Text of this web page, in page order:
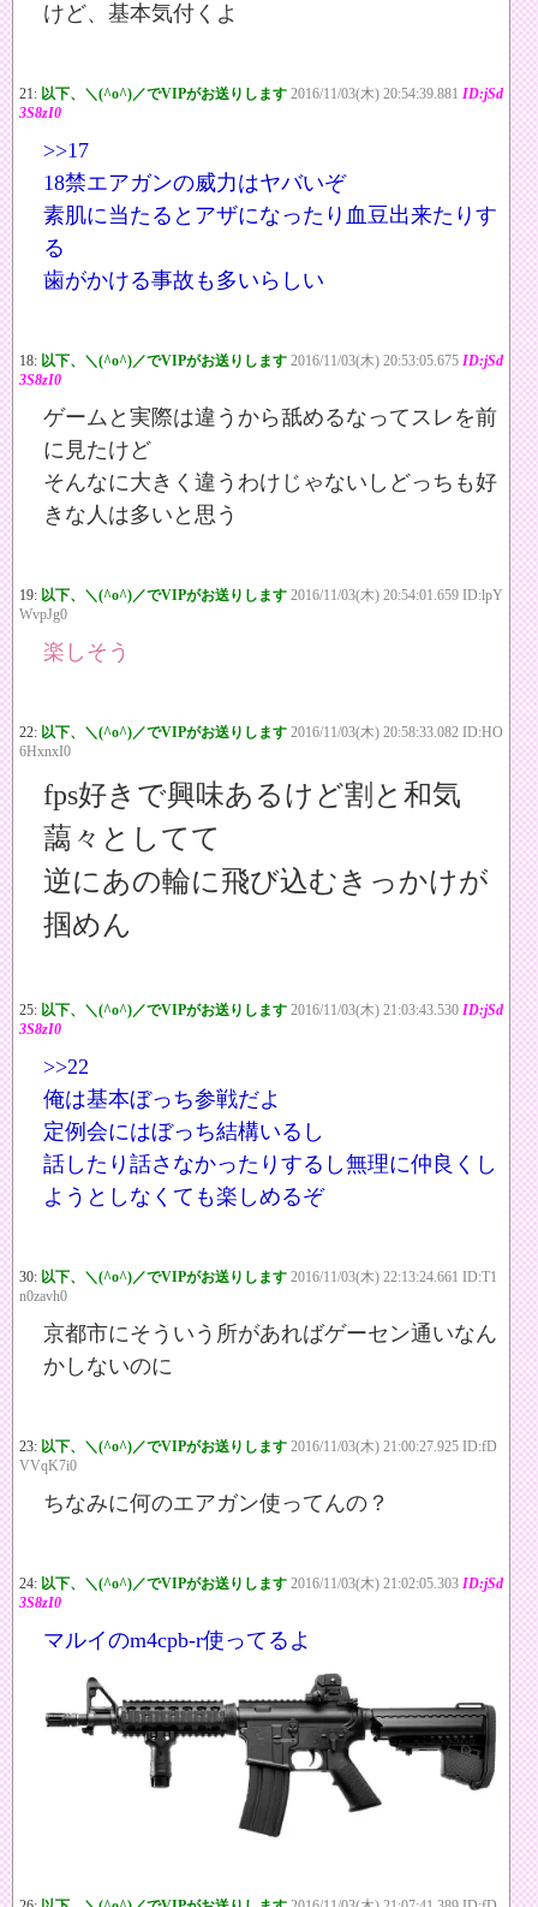
けど、基本気付くよ
21: 以下、＼(^o^)／でVIPがお送りします 2016/11/03(木) 20:54:39.881 ID:jSd
3S8zI0
>>17
18禁エアガンの威力はヤバいぞ
素肌に当たるとアザになったり血豆出来たりす
る
歯がかける事故も多いらしい
18: 以下、＼(^o^)／でVIPがお送りします 2016/11/03(木) 20:53:05.675 ID:jSd
3S8zI0
ゲームと実際は違うから舐めるなってスレを前
に見たけど
そんなに大きく違うわけじゃないしどっちも好
きな人は多いと思う
19: 以下、＼(^o^)／でVIPがお送りします 2016/11/03(木) 20:54:01.659 ID:lpY
WvpJg0
楽しそう
22: 以下、＼(^o^)／でVIPがお送りします 2016/11/03(木) 20:58:33.082 ID:HO
6HxnxI0
fps好きで興味あるけど割と和気
藹々としてて
逆にあの輪に飛び込むきっかけが
掴めん
25: 以下、＼(^o^)／でVIPがお送りします 2016/11/03(木) 21:03:43.530 ID:jSd
3S8zI0
>>22
俺は基本ぼっち参戦だよ
定例会にはぼっち結構いるし
話したり話さなかったりするし無理に仲良くし
ようとしなくても楽しめるぞ
30: 以下、＼(^o^)／でVIPがお送りします 2016/11/03(木) 22:13:24.661 ID:T1
n0zavh0
京都市にそういう所があればゲーセン通いなん
かしないのに
23: 以下、＼(^o^)／でVIPがお送りします 2016/11/03(木) 21:00:27.925 ID:fD
VVqK7i0
ちなみに何のエアガン使ってんの？
24: 以下、＼(^o^)／でVIPがお送りします 2016/11/03(木) 21:02:05.303 ID:jSd
3S8zI0
マルイのm4cpb-r使ってるよ